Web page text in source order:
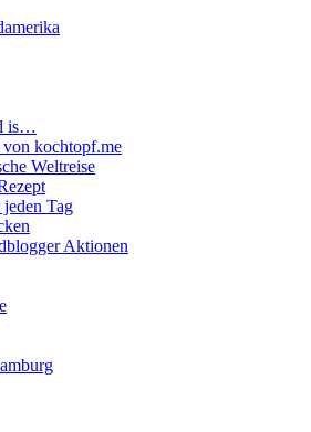
is…
kochtopf.me
Weltreise
Tag
Aktionen